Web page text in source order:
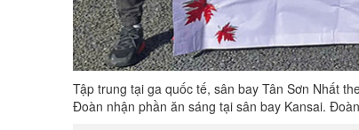
Tập trung tại ga quốc tế, sân bay Tân Sơn Nhất
Đoàn nhận phần ăn sáng tại sân bay Kansai.